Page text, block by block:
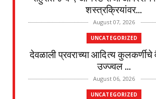
शस्त्रक्रियांवर...
August 07, 2026
UNCATEGORIZED
देवळाली प्रवराच्या आदित्य कुलकर्णीचे
उज्ज्वल ...
August 06, 2026
UNCATEGORIZED